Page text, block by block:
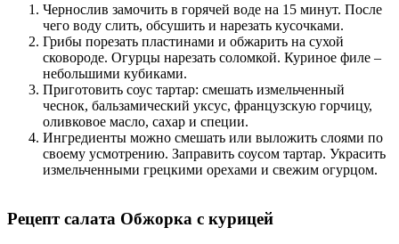
Чернослив замочить в горячей воде на 15 минут. После
чего воду слить, обсушить и нарезать кусочками.
Грибы порезать пластинами и обжарить на сухой
сковороде. Огурцы нарезать соломкой. Куриное филе –
небольшими кубиками.
Приготовить соус тартар: смешать измельченный
чеснок, бальзамический уксус, французскую горчицу,
оливковое масло, сахар и специи.
Ингредиенты можно смешать или выложить слоями по
своему усмотрению. Заправить соусом тартар. Украсить
измельченными грецкими орехами и свежим огурцом.
Рецепт салата Обжорка с курицей